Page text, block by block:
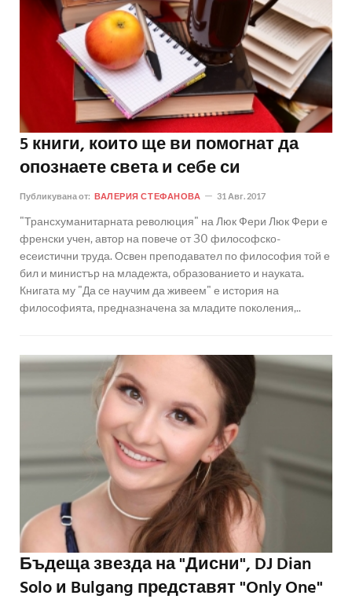
5 книги, които ще ви помогнат да
опознаете света и себе си
Публикувана от: ВАЛЕРИЯ СТЕФАНОВА 31 Авг. 2017
"Трансхуманитарната революция" на Люк Фери Люк Фери е
френски учен, автор на повече от 30 философско-
есеистични труда. Освен преподавател по философия той е
бил и министър на младежта, образованието и науката.
Книгата му "Да се научим да живеем" е история на
философията, предназначена за младите поколения,..
Бъдеща звезда на "Дисни", DJ Dian
Solo и Bulgang представят "Only One"